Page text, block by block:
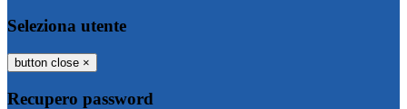
Seleziona utente
button close ×
Recupero password